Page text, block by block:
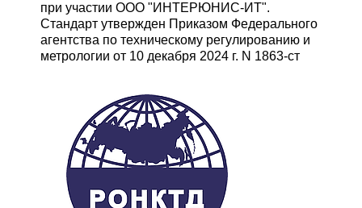
при участии ООО "ИНТЕРЮНИС-ИТ".
Стандарт утвержден Приказом Федерального
агентства по техническому регулированию и
метрологии от 10 декабря 2024 г. N 1863-ст